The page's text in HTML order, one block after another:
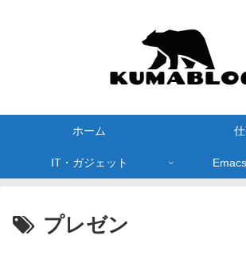
ホーム
IT・ガジェット
プレゼン